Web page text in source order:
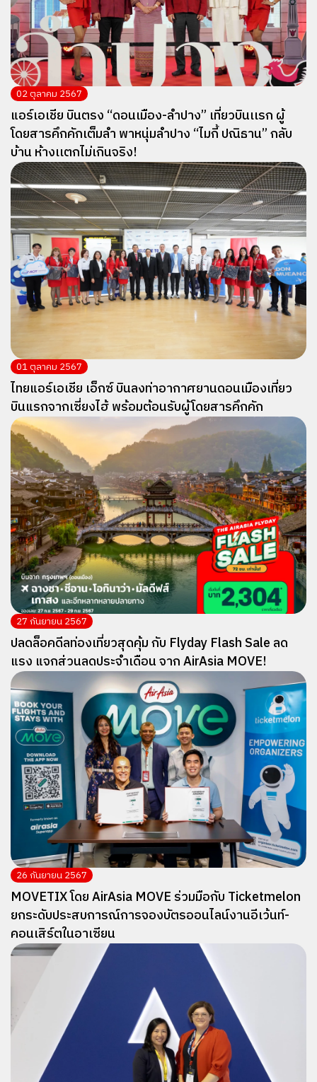
02 ตุลาคม 2567
แอร์เอเชีย บินตรง “ดอนเมือง-ลำปาง” เที่ยวบินเเรก ผู้
โดยสารคึกคักเต็มลำ พาหนุ่มลำปาง “ไมกี้ ปณิธาน” กลับ
บ้าน ห้างเเตกไม่เกินจริง!
01 ตุลาคม 2567
ไทยแอร์เอเชีย เอ็กซ์ บินลงท่าอากาศยานดอนเมืองเที่ยว
บินแรกจากเซี่ยงไฮ้ พร้อมต้อนรับผู้โดยสารคึกคัก
27 กันยายน 2567
ปลดล็อคดีลท่องเที่ยวสุดคุ้ม กับ Flyday Flash Sale ลด
แรง แจกส่วนลดประจำเดือน จาก AirAsia MOVE!
26 กันยายน 2567
MOVETIX โดย AirAsia MOVE ร่วมมือกับ Ticketmelon
ยกระดับประสบการณ์การจองบัตรออนไลน์งานอีเว้นท์-
คอนเสิร์ตในอาเซียน